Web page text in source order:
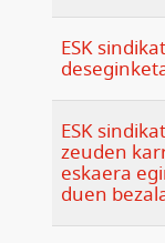
ESK
ESK
zeuden
eskaera
duen